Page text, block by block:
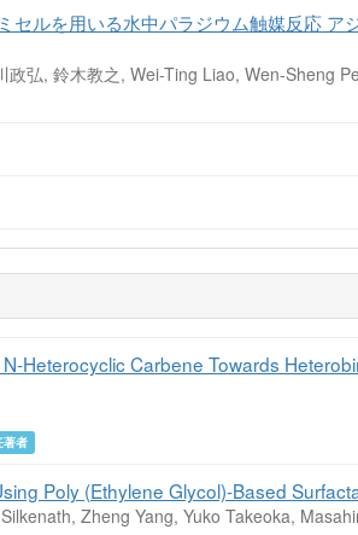
セルを用いる水中パラジウム触媒反応 ア
弘, 鈴木教之, Wei-Ting Liao, Wen-Sheng
Heterocyclic Carbene Towards
著者
Poly (Ethylene Glycol)-Based
Zheng Yang, Yuko Takeoka,